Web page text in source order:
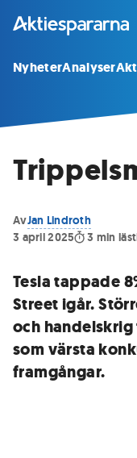
NyheterAnalyser
AvJan Lindroth
3 april 2025
3 min
Tesla tappade
Street igår.
och
som värsta
framgångar.